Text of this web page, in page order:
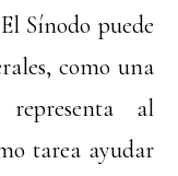
Sínodo puede
como una
al
tarea ayudar